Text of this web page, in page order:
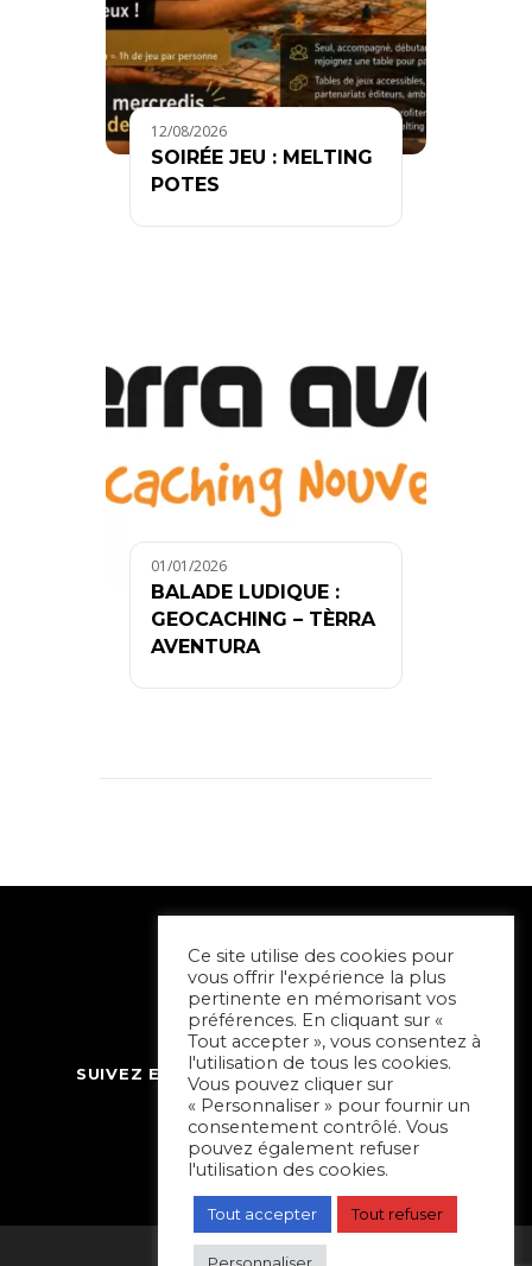
12/08/2026
SOIRÉE JEU : MELTING
POTES
01/01/2026
BALADE LUDIQUE :
GEOCACHING – TÈRRA
AVENTURA
SUIVEZ ET CONTACTEZ SORTIR À NIORT
Ce site utilise des cookies pour
vous offrir l'expérience la plus
pertinente en mémorisant vos
préférences. En cliquant sur «
Tout accepter », vous consentez à
l'utilisation de tous les cookies.
Vous pouvez cliquer sur
« Personnaliser » pour fournir un
consentement contrôlé. Vous
pouvez également refuser
l'utilisation des cookies.
Tout accepter Tout refuser